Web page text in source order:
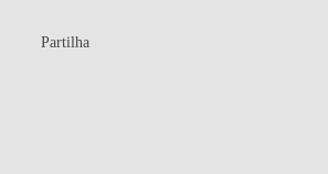
Partilha